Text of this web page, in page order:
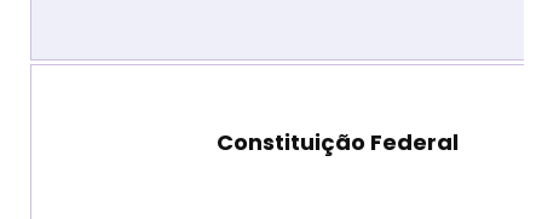
Constituição Federal